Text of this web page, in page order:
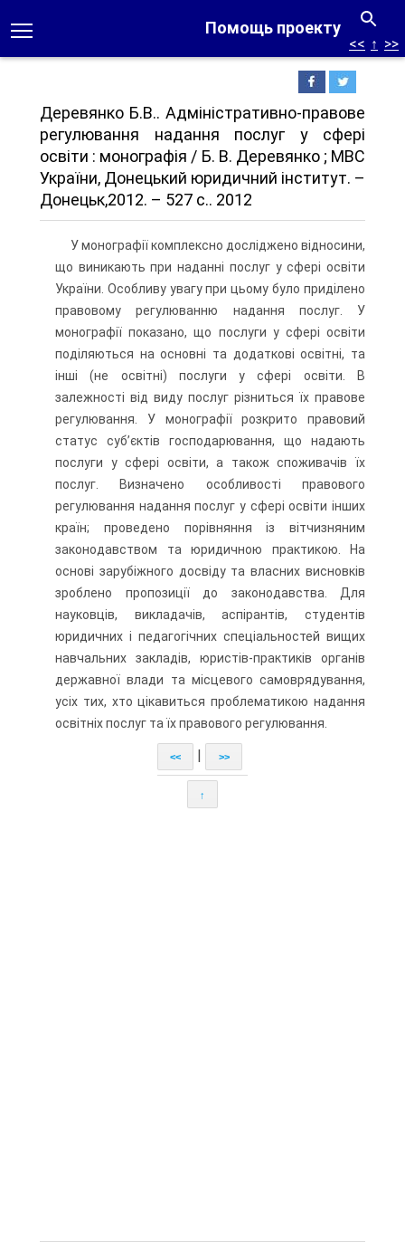
Помощь проекту
<< ↑ >>
Деревянко Б.В.. Адміністративно-правове
регулювання надання послуг у сфері
освіти : монографія / Б. В. Деревянко ; МВС
України, Донецький юридичний інститут. –
Донецьк,2012. – 527 с.. 2012
У монографії комплексно досліджено відносини,
що виникають при наданні послуг у сфері освіти
України. Особливу увагу при цьому було приділено
правовому регулюванню надання послуг. У
монографії показано, що послуги у сфері освіти
поділяються на основні та додаткові освітні, та
інші (не освітні) послуги у сфері освіти. В
залежності від виду послуг різниться їх правове
регулювання. У монографії розкрито правовий
статус суб’єктів господарювання, що надають
послуги у сфері освіти, а також споживачів їх
послуг. Визначено особливості правового
регулювання надання послуг у сфері освіти інших
країн; проведено порівняння із вітчизняним
законодавством та юридичною практикою. На
основі зарубіжного досвіду та власних висновків
зроблено пропозиції до законодавства. Для
науковців, викладачів, аспірантів, студентів
юридичних і педагогічних спеціальностей вищих
навчальних закладів, юристів-практиків органів
державної влади та місцевого самоврядування,
усіх тих, хто цікавиться проблематикою надання
освітніх послуг та їх правового регулювання.
<< >>
↑